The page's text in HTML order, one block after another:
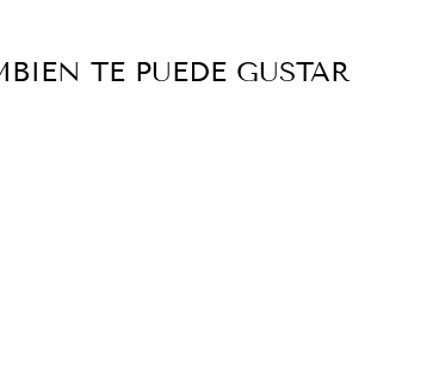
TE PUEDE GUSTAR